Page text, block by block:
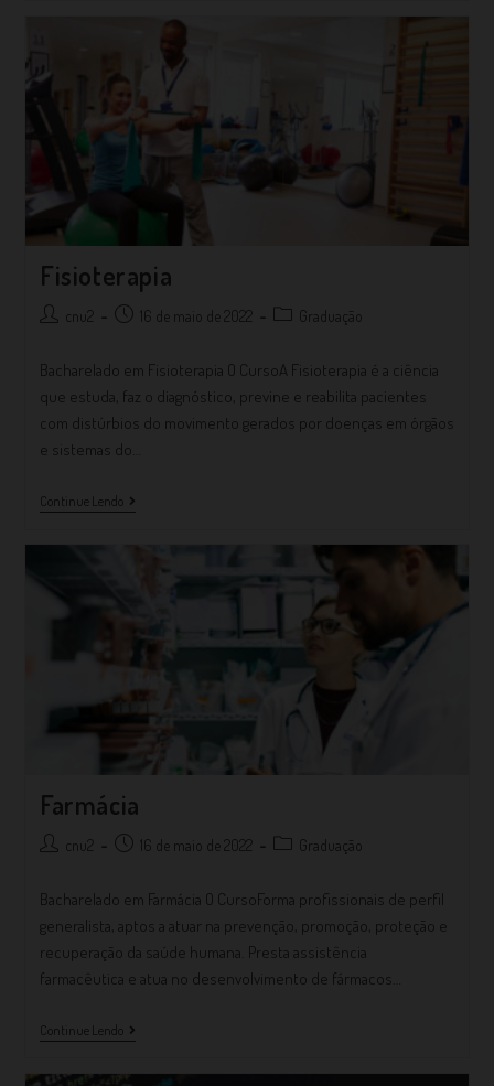
Fisioterapia
cnu2 16 de maio de 2022 Graduação
Bacharelado em Fisioterapia O CursoA Fisioterapia é a ciência
que estuda, faz o diagnóstico, previne e reabilita pacientes
com distúrbios do movimento gerados por doenças em órgãos
e sistemas do…
Continue Lendo
Farmácia
cnu2 16 de maio de 2022 Graduação
Bacharelado em Farmácia O CursoForma profissionais de perfil
generalista, aptos a atuar na prevenção, promoção, proteção e
recuperação da saúde humana. Presta assistência
farmacêutica e atua no desenvolvimento de fármacos…
Continue Lendo